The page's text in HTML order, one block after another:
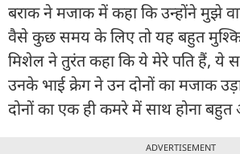
बराक ने मजाक में कहा कि उन्होंने मुझे
वैसे कुछ समय के लिए तो यह बहुत
मिशेल ने तुरंत कहा कि ये मेरे पति हैं, ये
उनके भाई क्रेग ने उन दोनों का मजाक
दोनों का एक ही कमरे में साथ होना बहुत
ADVERTISEMENT